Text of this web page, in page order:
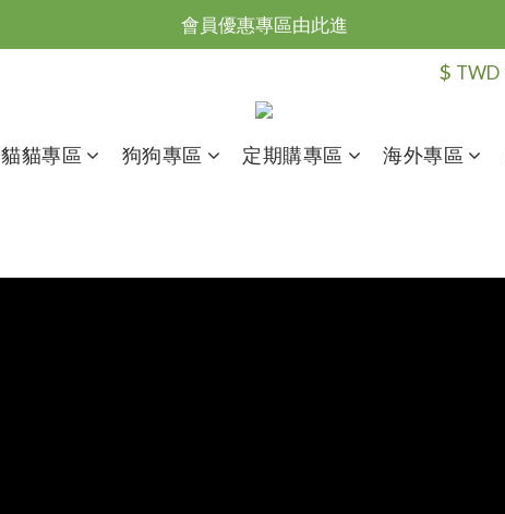
台灣滿NT$全館滿1200免運｜海外滿NT$3000免運
會員優惠專區由此進
台灣滿NT$全館滿1200免運｜海外滿NT$3000免運
$ TWD
貓貓專區 狗狗專區 定期購專區 海外專區